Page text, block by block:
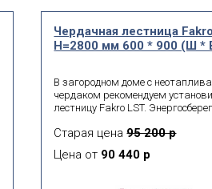
Чердачная лестница
Н=2800 мм 600 * 900 (Ш *
В загородном доме с
чердаком рекомендуем
лестницу Fakro LST.
крышкой и резиновым
и защиты от утечки тёплого
Старая цена95 200 р
Цена от 90 440 р